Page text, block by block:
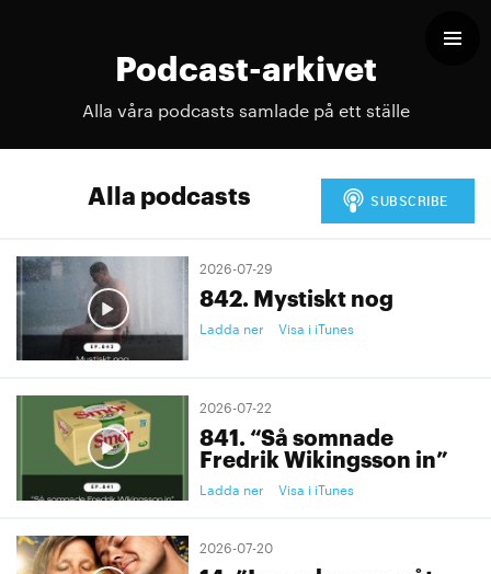
Podcast-arkivet
Alla våra podcasts samlade på ett ställe
Alla podcasts
2026-07-29
842. Mystiskt nog
Ladda ner Visa i iTunes
2026-07-22
841. “Så somnade
Fredrik Wikingsson in”
Ladda ner Visa i iTunes
2026-07-20